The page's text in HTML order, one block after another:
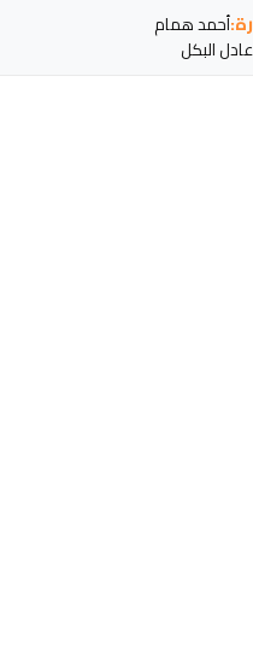
أحمد همام
عادل البكل